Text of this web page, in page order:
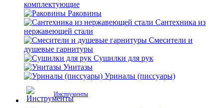
комплектующие
Раковины
Сантехника из
нержавеющей стали
Смесители и
душевые гарнитуры
Сушилки для рук
Унитазы
Уриналы (писсуары)
Инструменты